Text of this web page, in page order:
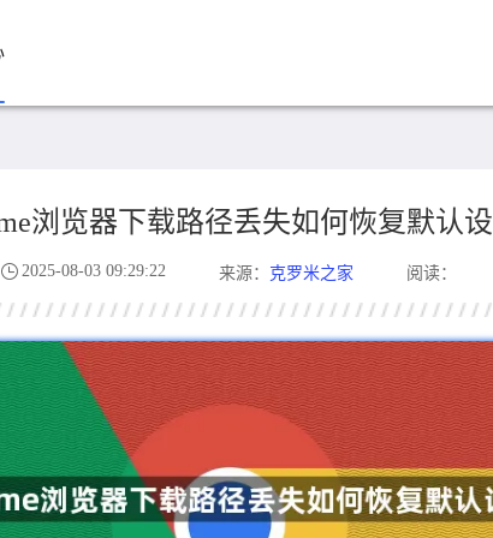
浏览器下载路径丢失如何恢复默认
2025-08-03 09:29:22 来源： 克罗米之家 阅读：